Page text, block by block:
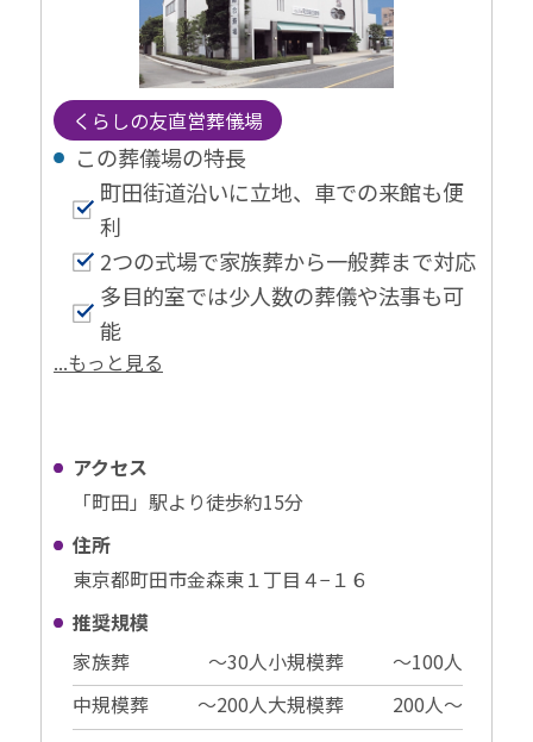
くらしの友直営葬儀場
この葬儀場の特⻑
町田街道沿いに立地、車での来館も便
利
2つの式場で家族葬から一般葬まで対応
多目的室では少人数の葬儀や法事も可
能
...もっと見る
アクセス
「町田」駅より徒歩約15分
住所
東京都町田市金森東１丁目４−１６
推奨規模
家族葬
〜30⼈小規模葬
〜100⼈
中規模葬
〜200⼈大規模葬 200⼈〜